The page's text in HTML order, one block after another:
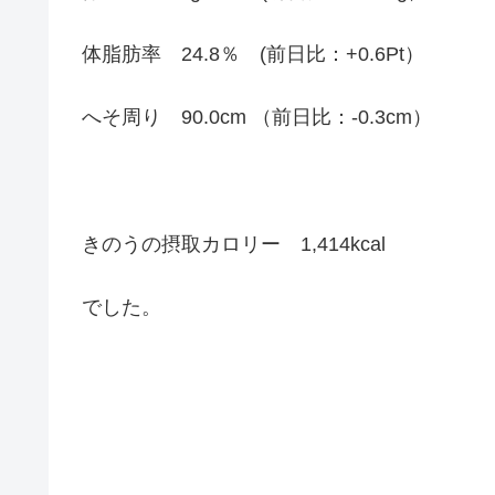
体脂肪率 24.8％ (前日比：+0.6Pt）
へそ周り 90.0cm （前日比：-0.3cm）
きのうの摂取カロリー 1,414kcal
でした。